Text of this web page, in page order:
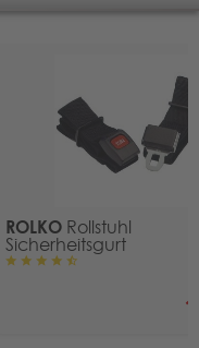
ROLKO Rollstuhl
Sicherheitsgurt